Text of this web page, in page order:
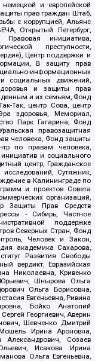
и европейской
прав граждан Штаб,
с коррупцией, Альянс
Открытый Петербург,
Правовая инициатива,
преступности,
Центр поддержки и
В защиту прав
информационных
и социальных движений,
и защиты прав
и их семьям, Фонд
Так, центр Сова, центр
здоровья, Мемориал,
Парк Гагарина, Фонд
правозащитная
человека, Фонд защиты
по правам человека,
и социального
центр, Гражданское
исследований, Сутяжник,
в Калининграде по
и проектов Совета
организаций,
Защиты Прав Средств
- Сибирь, Частное
поддержке
Северных Стран, Фонд
Человек и Закон,
академика Сахарова,
Развития Свободы
вердикт, Евразийская
Николаевна, Кривенко
Шнырова Ольга
Ольга Борисовна,
Евгеньевна, Ривина
Бойко Анатолий
Георгиевич, Аверин
Шевченко Дмитрий
Ирина Ароновна,
Созаев
Исакова Ирина
Ольга Евгеньевна,